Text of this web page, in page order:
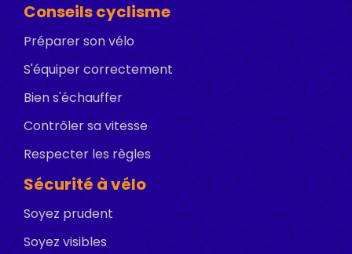
Conseils cyclisme
Préparer son vélo
S'équiper correctement
Bien s'échauffer
Contrôler sa vitesse
Respecter les règles
Sécurité à vélo
Soyez prudent
Soyez visibles